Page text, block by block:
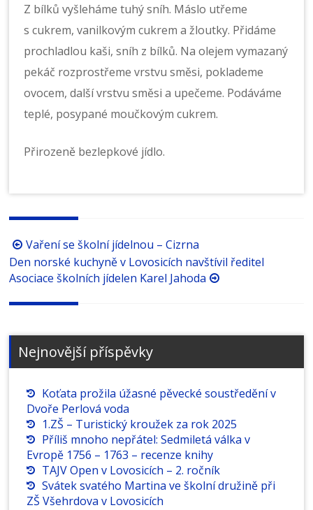
Z bílků vyšleháme tuhý sníh. Máslo utřeme
s cukrem, vanilkovým cukrem a žloutky. Přidáme
prochladlou kaši, sníh z bílků. Na olejem vymazaný
pekáč rozprostřeme vrstvu směsi, poklademe
ovocem, další vrstvu směsi a upečeme. Podáváme
teplé, posypané moučkovým cukrem.
Přirozeně bezlepkové jídlo.
Procházení
příspěvků
Vaření se školní jídelnou – Cizrna
Den norské kuchyně v Lovosicích navštívil ředitel
Asociace školních jídelen Karel Jahoda
Nejnovější příspěvky
Koťata prožila úžasné pěvecké soustředění v
Dvoře Perlová voda
1.ZŠ – Turistický kroužek za rok 2025
Příliš mnoho nepřátel: Sedmiletá válka v
Evropě 1756 – 1763 – recenze knihy
TAJV Open v Lovosicích – 2. ročník
Svátek svatého Martina ve školní družině při
ZŠ Všehrdova v Lovosicích